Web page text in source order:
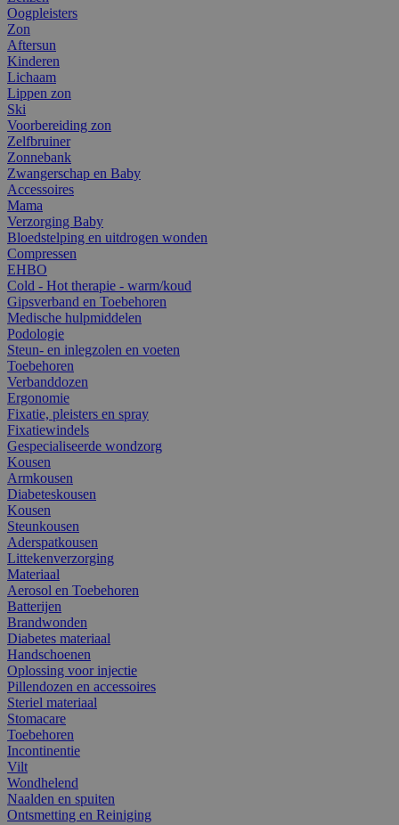
Oogpleisters
Zon
Aftersun
Kinderen
Lichaam
Lippen zon
Ski
Voorbereiding zon
Zelfbruiner
Zonnebank
Zwangerschap en Baby
Accessoires
Mama
Verzorging Baby
Bloedstelping en uitdrogen wonden
Compressen
EHBO
Cold - Hot therapie - warm/koud
Gipsverband en Toebehoren
Medische hulpmiddelen
Podologie
Steun- en inlegzolen en voeten
Toebehoren
Verbanddozen
Ergonomie
Fixatie, pleisters en spray
Fixatiewindels
Gespecialiseerde wondzorg
Kousen
Armkousen
Diabeteskousen
Kousen
Steunkousen
Aderspatkousen
Littekenverzorging
Materiaal
Aerosol en Toebehoren
Batterijen
Brandwonden
Diabetes materiaal
Handschoenen
Oplossing voor injectie
Pillendozen en accessoires
Steriel materiaal
Stomacare
Toebehoren
Incontinentie
Vilt
Wondhelend
Naalden en spuiten
Ontsmetting en Reiniging